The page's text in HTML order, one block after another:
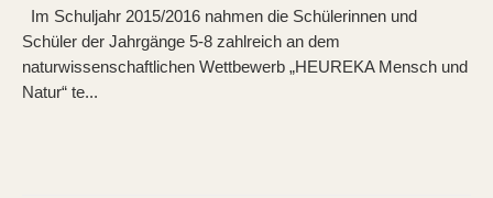
Im Schuljahr 2015/2016 nahmen die Schülerinnen und
Schüler der Jahrgänge 5-8 zahlreich an dem
naturwissenschaftlichen Wettbewerb „HEUREKA Mensch und
Natur“ te...